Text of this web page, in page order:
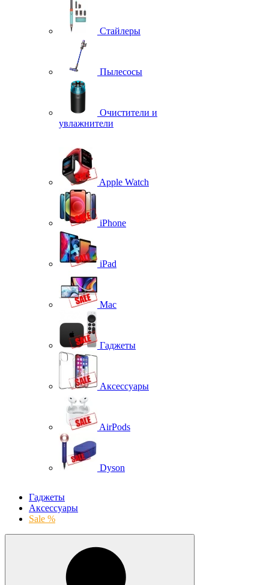
Стайлеры
Пылесосы
Очистители и
увлажнители
Apple Watch
iPhone
iPad
Mac
Гаджеты
Аксессуары
AirPods
Dyson
Гаджеты
Аксессуары
Sale %